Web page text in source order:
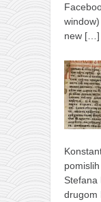
new […]
Stefana
drugom